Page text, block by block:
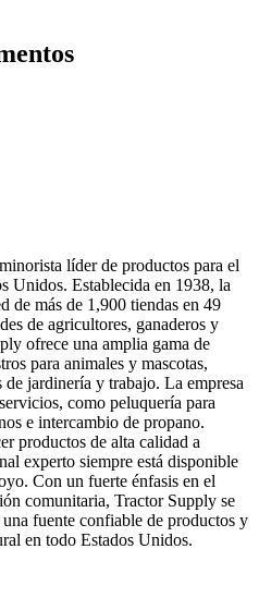
líder de productos para el
Unidos. Establecida en 1938, la
de más de 1,900 tiendas en 49
de agricultores, ganaderos y
ofrece una amplia gama de
para animales y mascotas,
jardinería y trabajo. La empresa
como peluquería para
e intercambio de propano.
productos de alta calidad a
experto siempre está disponible
Con un fuerte énfasis en el
comunitaria, Tractor Supply se
fuente confiable de productos y
en todo Estados Unidos.